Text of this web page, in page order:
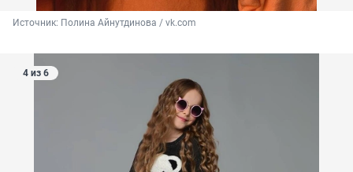
Источник: Полина Айнутдинова / vk.com
4 из 6